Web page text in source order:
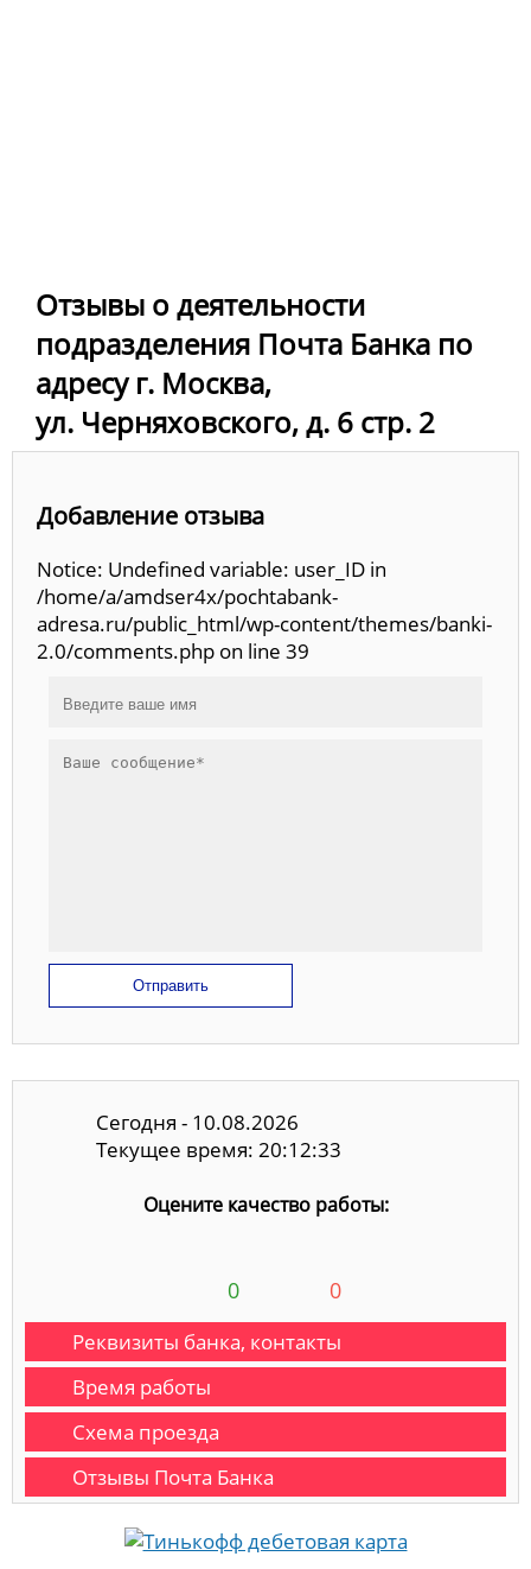
Отзывы о деятельности
подразделения Почта Банка по
адресу г. Москва,
ул. Черняховского, д. 6 стр. 2
Добавление отзыва
Notice: Undefined variable: user_ID in
/home/a/amdser4x/pochtabank-
adresa.ru/public_html/wp-content/themes/banki-
2.0/comments.php on line 39
Отправить
Сегодня - 10.08.2026
Текущее время: 20:12:33
Оцените качество работы:
0 0
Реквизиты банка, контакты
Время работы
Схема проезда
Отзывы Почта Банка